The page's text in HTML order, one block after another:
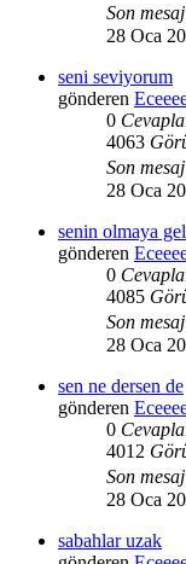
Son mesaj
28 Oca
seni seviyorum
gönderen
0
4063
Son mesaj
28 Oca
senin olmaya
gönderen
0
4085
Son mesaj
28 Oca
sen ne dersen de
gönderen
0
4012
Son mesaj
28 Oca
sabahlar uzak